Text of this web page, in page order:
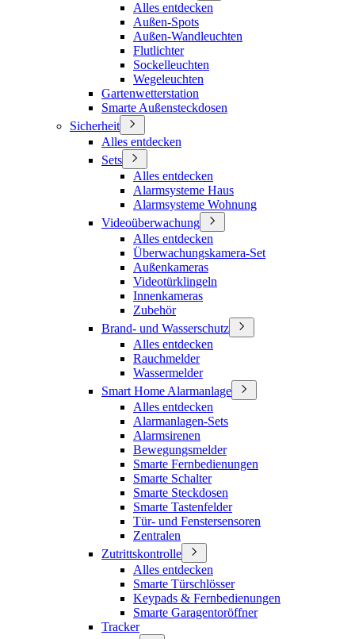
Alles entdecken
Außen-Spots
Außen-Wandleuchten
Flutlichter
Sockelleuchten
Wegeleuchten
Gartenwetterstation
Smarte Außensteckdosen
Sicherheit
Alles entdecken
Sets
Alles entdecken
Alarmsysteme Haus
Alarmsysteme Wohnung
Videoüberwachung
Alles entdecken
Überwachungskamera-Set
Außenkameras
Videotürklingeln
Innenkameras
Zubehör
Brand- und Wasserschutz
Alles entdecken
Rauchmelder
Wassermelder
Smart Home Alarmanlage
Alles entdecken
Alarmanlagen-Sets
Alarmsirenen
Bewegungsmelder
Smarte Fernbedienungen
Smarte Schalter
Smarte Steckdosen
Smarte Tastenfelder
Tür- und Fenstersensoren
Zentralen
Zutrittskontrolle
Alles entdecken
Smarte Türschlösser
Keypads & Fernbedienungen
Smarte Garagentoröffner
Tracker